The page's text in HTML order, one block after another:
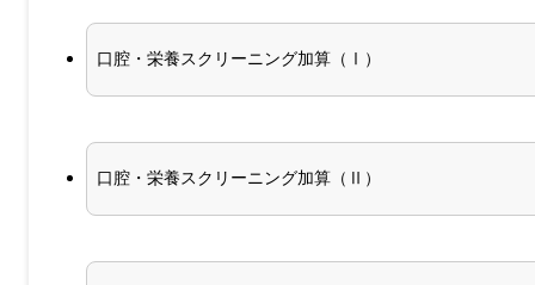
口腔・栄養スクリーニング加算（Ⅰ）
口腔・栄養スクリーニング加算（Ⅱ）